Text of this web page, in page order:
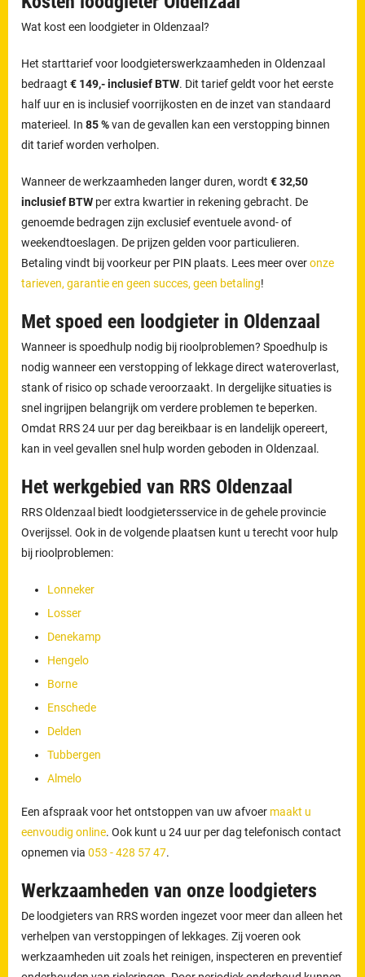
Wat kost een loodgieter in Oldenzaal?
Het starttarief voor loodgieterswerkzaamheden in Oldenzaal
bedraagt€ 149,- inclusief BTW. Dit tarief geldt voor het eerste
half uur en is inclusief voorrijkosten en de inzet van standaard
materieel. In85 %van de gevallen kan een verstopping binnen
dit tarief worden verholpen.
Wanneer de werkzaamheden langer duren, wordt€ 32,50
inclusief BTW per extra kwartier in rekening gebracht. De
genoemde bedragen zijn exclusief eventuele avond- of
weekendtoeslagen. De prijzen gelden voor particulieren.
Betaling vindt bij voorkeur per PIN plaats. Lees meer overonze
tarieven, garantie en geen succes, geen betaling!
Met spoed een loodgieter in Oldenzaal
Wanneer is spoedhulp nodig bij rioolproblemen? Spoedhulp is
nodig wanneer een verstopping of lekkage direct wateroverlast,
stank of risico op schade veroorzaakt. In dergelijke situaties is
snel ingrijpen belangrijk om verdere problemen te beperken.
Omdat RRS 24 uur per dag bereikbaar is en landelijk opereert,
kan in veel gevallen snel hulp worden geboden in Oldenzaal.
Het werkgebied van RRS Oldenzaal
RRS Oldenzaal biedt loodgietersservice in de gehele provincie
Overijssel. Ook in de volgende plaatsen kunt u terecht voor hulp
bij rioolproblemen:
Lonneker
Losser
Denekamp
Hengelo
Borne
Enschede
Delden
Tubbergen
Almelo
Een afspraak voor het ontstoppen van uw afvoer maakt u
eenvoudig online. Ook kunt u 24 uur per dag telefonisch contact
opnemen via053 - 428 57 47.
Werkzaamheden van onze loodgieters
De loodgieters van RRS worden ingezet voor meer dan alleen het
verhelpen van verstoppingen of lekkages. Zij voeren ook
werkzaamheden uit zoals het reinigen, inspecteren en preventief